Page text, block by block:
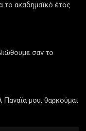
το ακαδημαϊκό έτος
σαν το
μου, θαρκούμαι